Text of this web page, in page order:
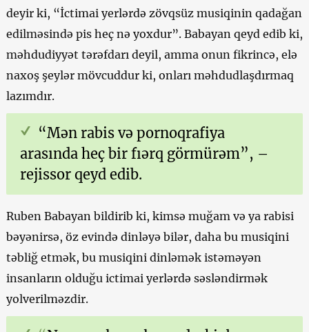
deyir ki, “İctimai yerlərdə zövqsüz musiqinin qadağan
edilməsində pis heç nə yoxdur”. Babayan qeyd edib ki,
məhdudiyyət tərəfdarı deyil, amma onun fikrincə, elə
naxoş şeylər mövcuddur ki, onları məhdudlaşdırmaq
lazımdır.
“Mən rabis və pornoqrafiya
arasında heç bir fıərq görmürəm”, –
rejissor qeyd edib.
Ruben Babayan bildirib ki, kimsə muğam və ya rabisi
bəyənirsə, öz evində dinləyə bilər, daha bu musiqini
təbliğ etmək, bu musiqini dinləmək istəməyən
insanların olduğu ictimai yerlərdə səsləndirmək
yolverilməzdir.